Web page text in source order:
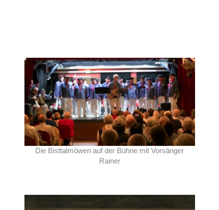
Die Bisttalmöwen auf der Bühne mit Vorsänger
Rainer